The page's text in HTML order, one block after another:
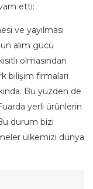
etti:
ve yayılması
alım gücü
olmasından
bilişim firmaları
Bu yüzden de
yerli ürünlerin
durum bizi
ülkemizi dünya